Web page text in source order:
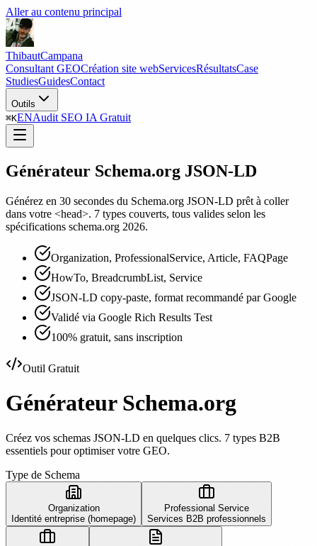
Aller au contenu principal
ThibautCampana
Consultant GEOCréation site webServicesRésultatsCase
StudiesGuidesContact
Outils
⌘KENAudit SEO IA Gratuit
Générateur Schema.org JSON-LD
Générez en 30 secondes du Schema.org JSON-LD prêt à coller
dans votre <head>. 7 types couverts, tous valides selon les
spécifications schema.org 2026.
Organization, ProfessionalService, Article, FAQPage
HowTo, BreadcrumbList, Service
JSON-LD copy-paste, format recommandé par Google
Validé via Google Rich Results Test
100% gratuit, sans inscription
Outil Gratuit
Générateur Schema.org
Créez vos schemas JSON-LD en quelques clics. 7 types B2B
essentiels pour optimiser votre GEO.
Type de Schema
Organization
Identité entreprise (homepage)
Professional Service
Services B2B professionnels